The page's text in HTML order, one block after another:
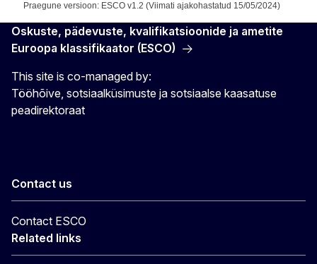
Praegune versioon: ESCO v1.2 (Viimati ajakohastatud 15/05/2024)
Oskuste, pädevuste, kvalifikatsioonide ja ametite
Euroopa klassifikaator (ESCO)
This site is co-managed by:
Tööhõive, sotsiaalküsimuste ja sotsiaalse kaasatuse
peadirektoraat
Contact us
Contact ESCO
Related links